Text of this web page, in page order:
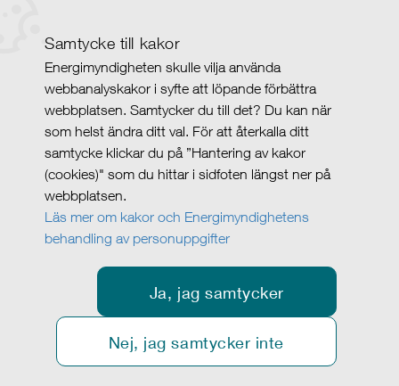
Samtycke till kakor
Energimyndigheten skulle vilja använda
webbanalyskakor i syfte att löpande förbättra
webbplatsen. Samtycker du till det? Du kan när
som helst ändra ditt val. För att återkalla ditt
samtycke klickar du på ”Hantering av kakor
(cookies)" som du hittar i sidfoten längst ner på
webbplatsen.
Läs mer om kakor och Energimyndighetens
behandling av personuppgifter
Ja, jag samtycker
Nej, jag samtycker inte